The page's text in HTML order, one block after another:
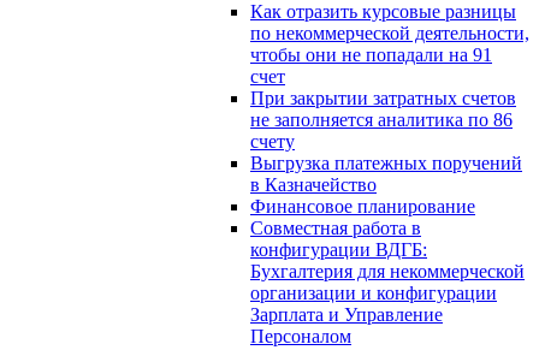
Как отразить курсовые разницы
по некоммерческой деятельности,
чтобы они не попадали на 91
счет
При закрытии затратных счетов
не заполняется аналитика по 86
счету
Выгрузка платежных поручений
в Казначейство
Финансовое планирование
Совместная работа в
конфигурации ВДГБ:
Бухгалтерия для некоммерческой
организации и конфигурации
Зарплата и Управление
Персоналом